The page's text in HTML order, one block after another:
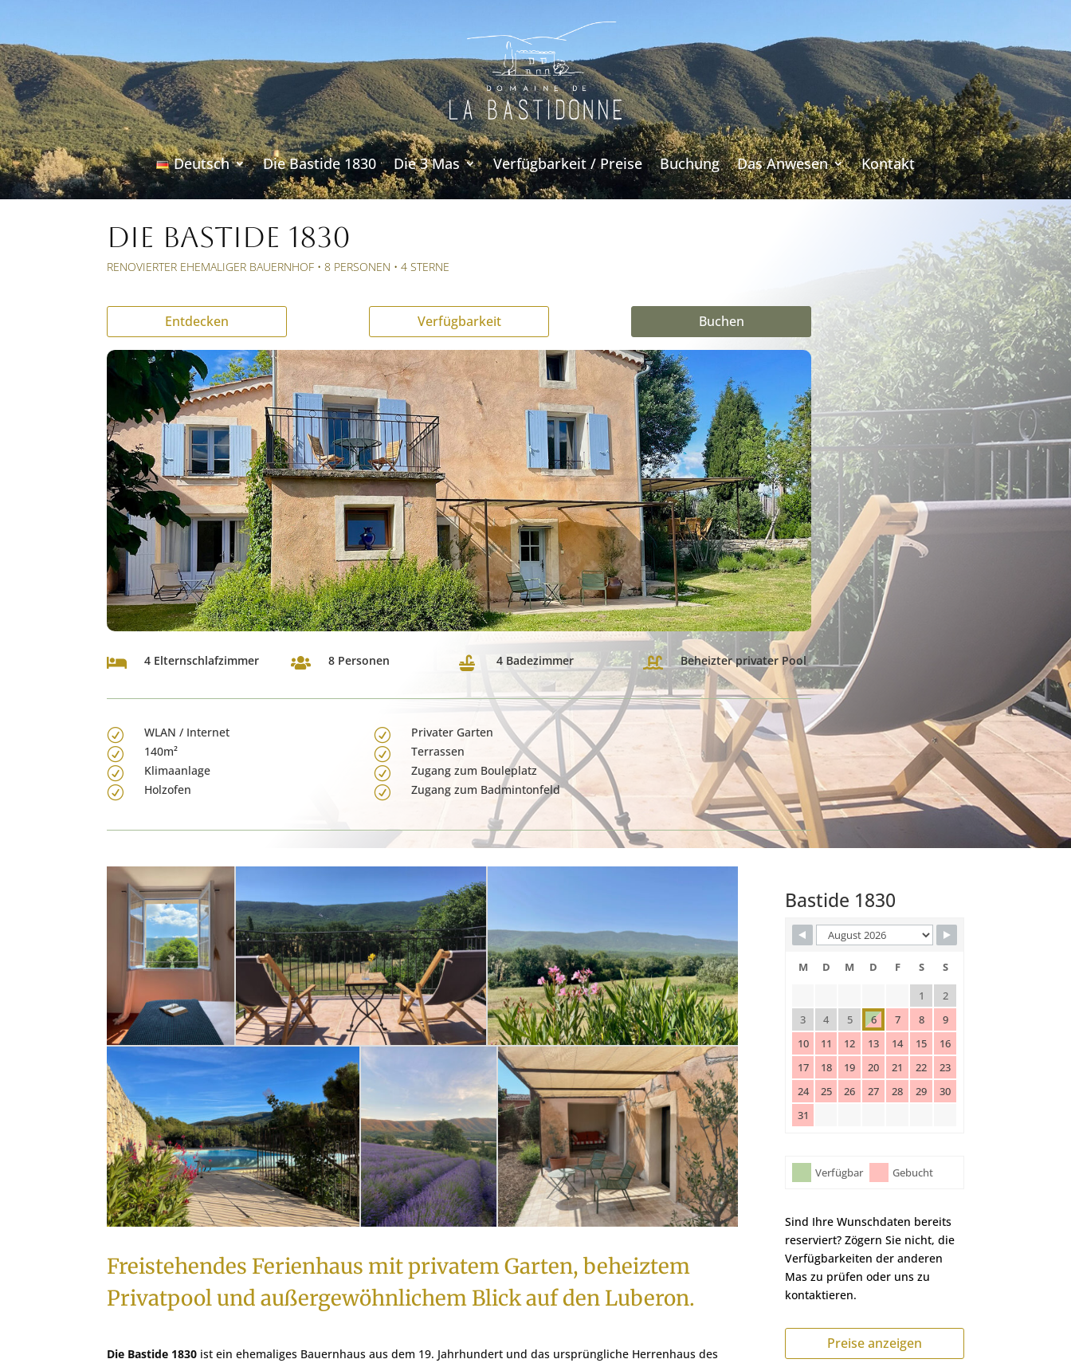
Deutsch Die Bastide 1830 Die 3 Mas Verfügbarkeit / Preise Buchung Das Anwesen Kontakt
DIE BASTIDE 1830
RENOVIERTER EHEMALIGER BAUERNHOF • 8 PERSONEN • 4 STERNE
Entdecken Verfügbarkeit Buchen
 4 Elternschlafzimmer  8 Personen  4 Badezimmer  Beheizter privater Pool
R WLAN / Internet
R 140m²
R Klimaanlage
R Holzofen
R Privater Garten
R Terrassen
R Zugang zum Bouleplatz
R Zugang zum Badmintonfeld
Freistehendes Ferienhaus mit privatem Garten, beheiztem
Privatpool und außergewöhnlichem Blick auf den Luberon.
Die Bastide 1830 ist ein ehemaliges Bauernhaus aus dem 19. Jahrhundert und das ursprüngliche Herrenhaus des
Bastide 1830
M D M D F S
S
1
2
3
4 5 6 7 8
9
10
11 12 13 14 15
16
17
18 19 20 21 22
23
24
25 26 27 28 29
30
31
Verfügbar Gebucht
Sind Ihre Wunschdaten bereits
reserviert? Zögern Sie nicht, die
Verfügbarkeiten der anderen
Mas zu prüfen oder uns zu
kontaktieren.
Preise anzeigen